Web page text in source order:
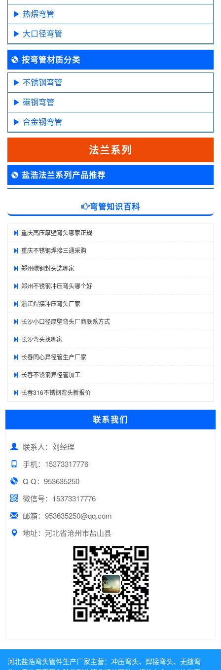
热煨弯管
大口径弯管
按弯管材质分类
不锈钢弯管
碳钢弯管
合金钢弯管
法兰系列
盐浩法兰系列产品推荐
弯管知识百科
重庆高压厚壁弯头哪家正规
重庆不锈钢焊接三通采购
郑州碳钢封头选哪家
郑州不锈钢冲压弯头哪个好
浙江焊接冲压弯头厂家
长沙小口径厚壁弯头厂商联系方式
长沙弯头找哪家
长春同心异径管生产厂家
长春不锈钢异径管加工
长春316不锈钢弯头新报价
联系我们
联系人：刘经理
手机：15373317776
Q Q：953635250
微信号：15373317776
邮箱：953635250@qq.com
地址：河北省沧州市盐山县
河北盐浩弯头管件生产厂家主营： 冲压弯头、 焊接弯头、 无缝弯